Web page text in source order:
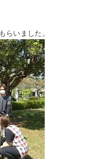
らいました。